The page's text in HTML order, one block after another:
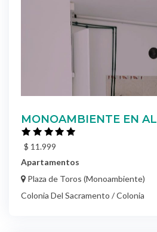
MONOAMBIENTE EN
$ 11.999
Apartamentos
Plaza de Toros (Monoambiente)
Colonia Del Sacramento / Colonia